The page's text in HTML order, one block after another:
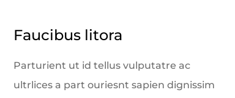
Faucibus litora
Parturient ut id tellus vulputatre ac
ultrlices a part ouriesnt sapien dignissim